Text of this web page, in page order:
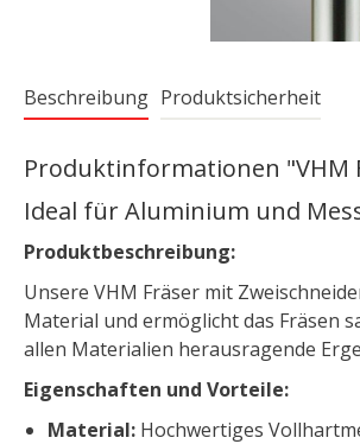
Beschreibung Produktsicherheit
Produktinformationen "VHM
Ideal für Aluminium und
Produktbeschreibung:
Unsere VHM Fräser mit
Material und ermöglicht das Fräsen
allen Materialien herausragende
Eigenschaften und Vorteile:
Material: Hochwertiges